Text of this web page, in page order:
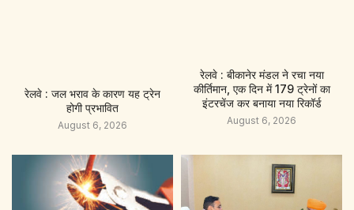
रेलवे : जल भराव के कारण यह ट्रेन
होगी प्रभावित
August 6, 2026
रेलवे : बीकानेर मंडल ने रचा नया
कीर्तिमान, एक दिन में 179 ट्रेनों का
इंटरचेंज कर बनाया नया रिकॉर्ड
August 6, 2026